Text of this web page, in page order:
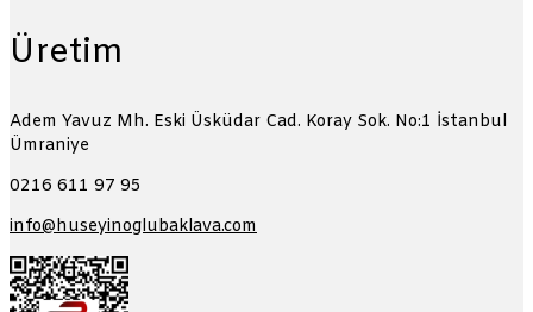
Üretim
Adem Yavuz Mh. Eski Üsküdar Cad. Koray Sok. No:1 İstanbul
Ümraniye
0216 611 97 95
info@huseyinoglubaklava.com